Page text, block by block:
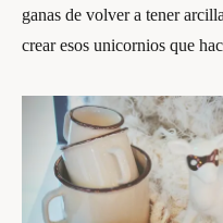
ganas de volver a tener
crear esos unicornios que